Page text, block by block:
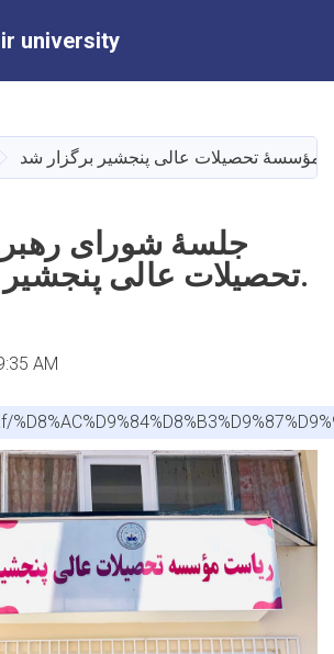
main
content
university
جلسهٔ‌ شورای
تحصیلات عالی پنجشیر برگزار شد.
AM